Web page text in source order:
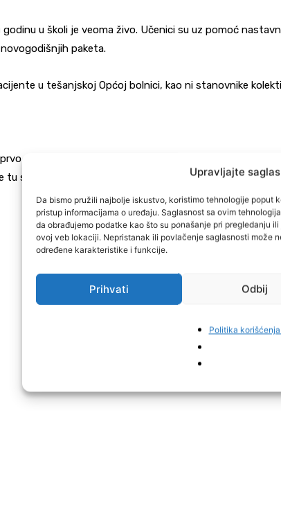
Upravljajte
Da bismo pružili najbolje iskustvo, koristimo tehnologije poput
pristup informacijama o uređaju. Saglasnost sa ovim
da obrađujemo podatke kao što su ponašanje pri pregledanju
ovoj veb lokaciji. Nepristanak ili povlačenje saglasnosti može
određene karakteristike i funkcije.
Prihvati Odbij
Politika
godinu u školi je veoma živo. Učenici su uz pomoć
paketa.
u tešanjskoj Općoj bolnici, kao ni stanovnike
sve, lijepo je da se sjetimo onih kojima to treba u ovim
svu radost.” tešanjski Djed Mraz.